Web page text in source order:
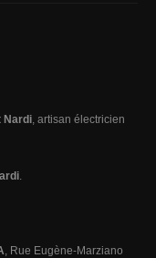
Nardi, artisan électricien
.
, Rue Eugène-Marziano